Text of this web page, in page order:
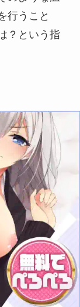
行うこと
？という指